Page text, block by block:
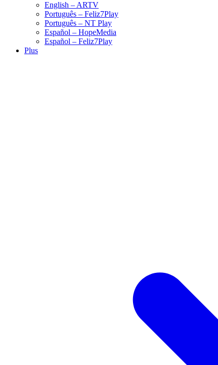
English – ARTV
Português – Feliz7Play
Português – NT Play
Español – HopeMedia
Español – Feliz7Play
Plus